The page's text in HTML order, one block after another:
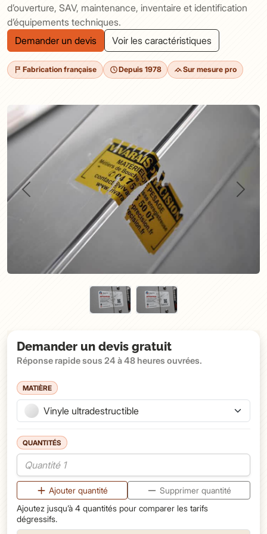
d’ouverture, SAV, maintenance, inventaire et identification
d’équipements techniques.
Demander un devis
Voir les caractéristiques
Fabrication française Depuis 1978 Sur mesure pro
Précédent
Demander un devis gratuit
Réponse rapide sous 24 à 48 heures ouvrées.
MATIÈRE
Support souhaité
Vinyle ultradestructible
QUANTITÉS
Quantité à fabriquer
Ajouter quantité
Supprimer quantité
Ajoutez jusqu’à 4 quantités pour comparer les tarifs
dégressifs.